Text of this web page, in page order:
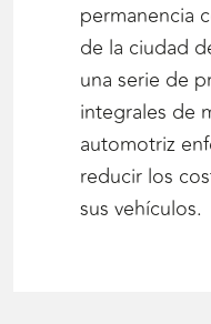
permanencia
de la ciudad
una serie de
integrales de
automotriz
reducir los
sus vehículos.